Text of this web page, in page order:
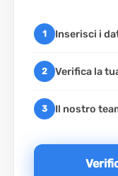
1 Inserisci i
2 Verifica la
3 Il nostro